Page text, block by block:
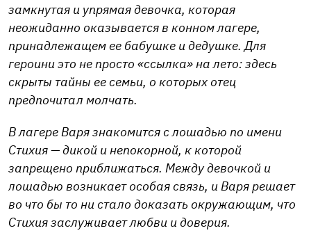
замкнутая и упрямая девочка, которая
неожиданно оказывается в конном лагере,
принадлежащем ее бабушке и дедушке. Для
героини это не просто «ссылка» на лето: здесь
скрыты тайны ее семьи, о которых отец
предпочитал молчать.
В лагере Варя знакомится с лошадью по имени
Стихия — дикой и непокорной, к которой
запрещено приближаться. Между девочкой и
лошадью возникает особая связь, и Варя решает
во что бы то ни стало доказать окружающим, что
Стихия заслуживает любви и доверия.